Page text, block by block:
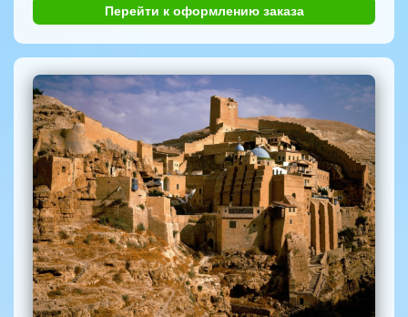
Перейти к оформлению заказа